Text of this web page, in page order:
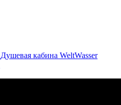
Душевая кабина WeltWasser